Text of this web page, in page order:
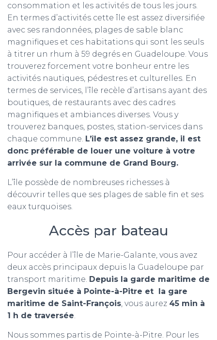
consommation et les activités de tous les jours.
En termes d’activités cette île est assez diversifiée
avec ses randonnées, plages de sable blanc
magnifiques et ces habitations qui sont les seuls
à titrer un rhum à 59 degrés en Guadeloupe. Vous
trouverez forcement votre bonheur entre les
activités nautiques, pédestres et culturelles. En
termes de services, l’île recèle d’artisans ayant des
boutiques, de restaurants avec des cadres
magnifiques et ambiances diverses. Vous y
trouverez banques, postes, station-services dans
chaque commune. L’île est assez grande, il est
donc préférable de louer une voiture à votre
arrivée sur la commune de Grand Bourg.
L’île possède de nombreuses richesses à
découvrir telles que ses plages de sable fin et ses
eaux turquoises.
Accès par bateau
Pour accéder à l’île de Marie-Galante, vous avez
deux accès principaux depuis la Guadeloupe par
transport maritime. Depuis la garde maritime de
Bergevin située à Pointe-à-Pitre et la gare
maritime de Saint-François , vous aurez 45 min à
1 h de traversée
Nous sommes partis de Pointe-à-Pitre. Pour les